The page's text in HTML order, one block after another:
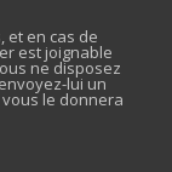
et en cas de
est joignable
ne disposez
lui un
le donnera